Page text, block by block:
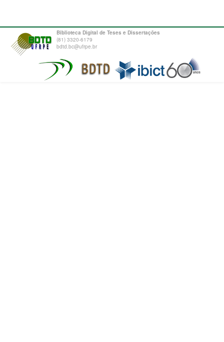
Biblioteca Digital de Teses e Dissertações
(81) 3320-6179
bdtd.bc@ufrpe.br